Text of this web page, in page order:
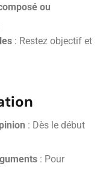
ou
: Restez objectif et
: Dès le début
: Pour